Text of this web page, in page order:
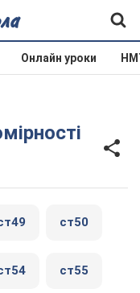
Онлайн уроки
ст50
ст55